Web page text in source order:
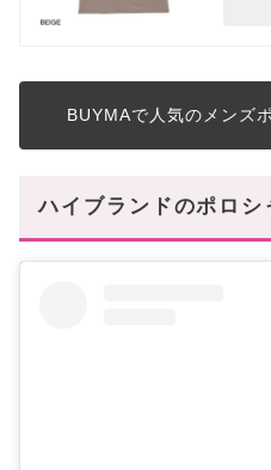
BUYMAで人気のメンズ
ハイブランドのポロシ